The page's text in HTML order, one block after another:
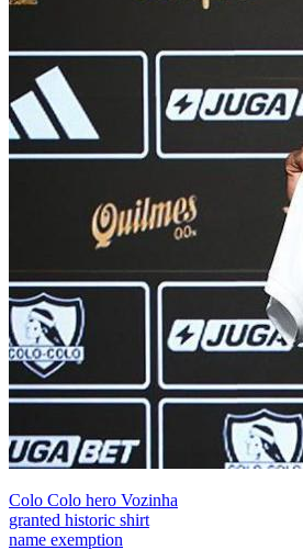
Colo Colo hero Vozinha
granted historic shirt
name exemption